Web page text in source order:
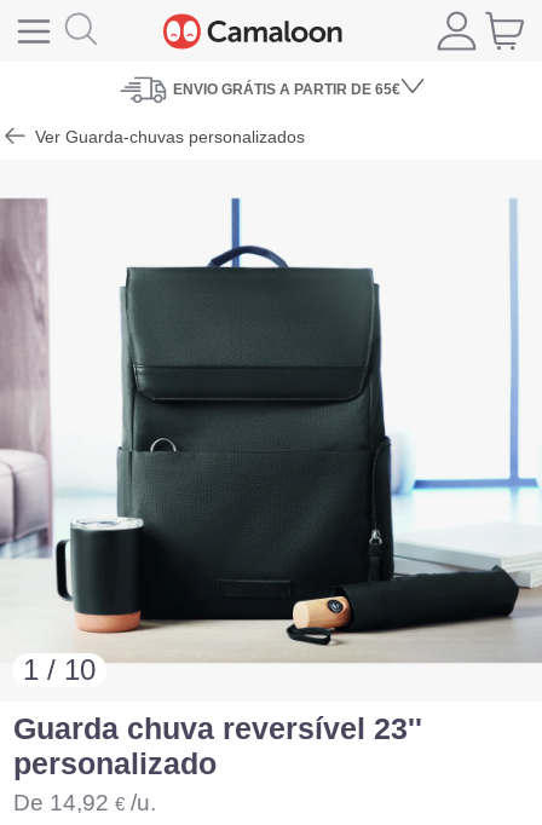
ENVIO GRÁTIS A PARTIR DE 65€
Ver Guarda-chuvas personalizados
1 / 10
Guarda chuva reversível 23''
personalizado
De 14,92 € /u.